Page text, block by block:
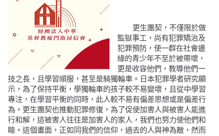
更生團契，不僅限於做
監獄事工，尚有犯罪矯治及
犯罪預防，使一群在社會邊
緣的青少年不至於被帶壞，
更是收容他們，教導他們一
技之長，且學習順服，甚至是騎獨輪車。日本犯罪學者研究顯
示，為了保持平衡，學獨輪車的孩子較不易變壞，且從中學習
專注，在學習平衡的同時，此人較不易有偏差思想或是偏差行
為。更生團契也推動犯罪修復，為了促使加害人與被害人能進
行和解，這被害人往往是加害人的家人，我們也努力使他們和
睦。這個畫面，正如同我們的信仰，過去的人與神為敵，然而